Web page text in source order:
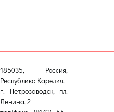
185035, Россия,
Республика Карелия,
г. Петрозаводск, пл.
Ленина, 2